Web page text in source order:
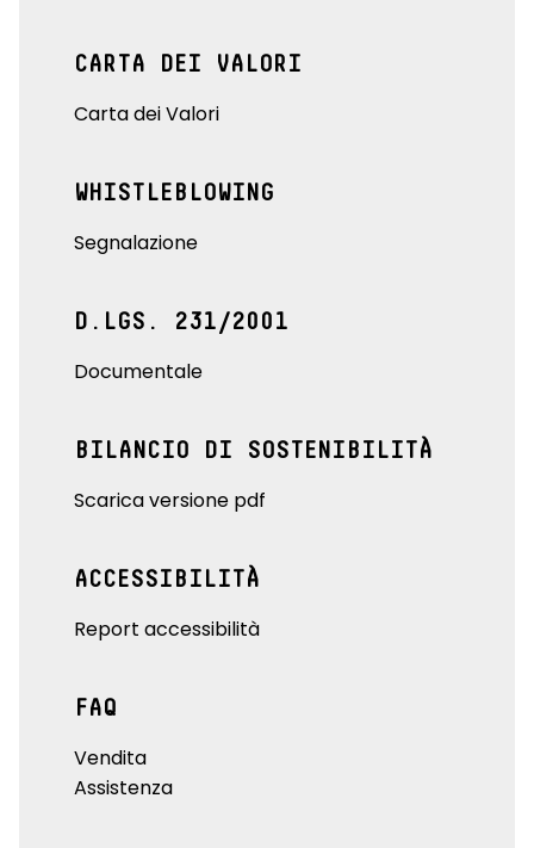
CARTA DEI VALORI
Carta dei Valori
WHISTLEBLOWING
Segnalazione
D.LGS. 231/2001
Documentale
BILANCIO DI SOSTENIBILITÀ
Scarica versione pdf
ACCESSIBILITÀ
Report accessibilità
FAQ
Vendita
Assistenza